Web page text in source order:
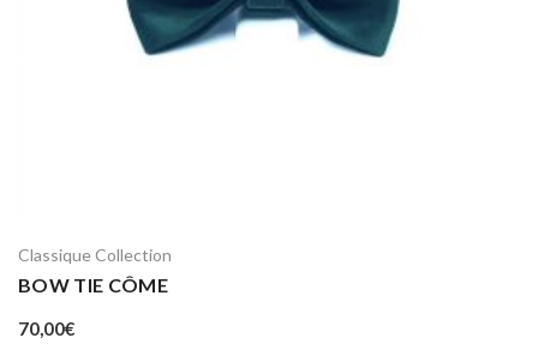
Classique Collection
BOW TIE CÔME
70,00€